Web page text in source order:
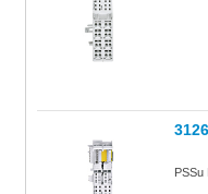
PSSu